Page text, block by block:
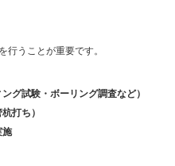
行うことが重要です。
グ試験・ボーリング調査など）
打ち）
施